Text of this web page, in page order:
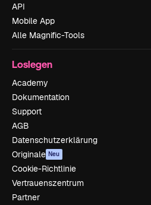
API
Mobile App
Alle Magnific-Tools
Loslegen
Academy
Dokumentation
Support
AGB
Datenschutzerklärung
Originale Neu
Cookie-Richtlinie
Vertrauenszentrum
Partner